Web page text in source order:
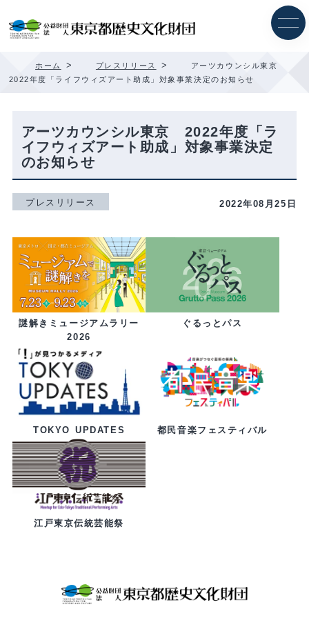
ッ
ホーム > プレスリリース >
アーツカウンシル東京
2022年度「ライフウィズアート助成」対象事業決定のお知らせ
アーツカウンシル東京 2022年度「ラ
イフウィズアート助成」対象事業決定
のお知らせ
プレスリリース 2022年08月25日
謎解きミュージアムラリー
2026
ぐるっとパス
TOKYO UPDATES 都民音楽フェスティバル
江戸東京伝統芸能祭